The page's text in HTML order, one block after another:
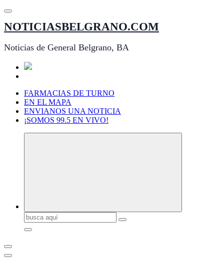
Saltar
contenido
NOTICIASBELGRANO.COM
Noticias de General Belgrano, BA
FARMACIAS DE TURNO
EN EL MAPA
ENVIANOS UNA NOTICIA
¡SOMOS 99.5 EN VIVO!
Buscar: